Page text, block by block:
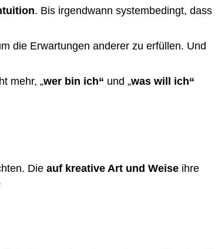
. Bis irgendwann systembedingt, dass
die Erwartungen anderer zu erfüllen. Und
mehr, „wer bin ich“ und „was will ich“
Die auf kreative Art und Weiseihre